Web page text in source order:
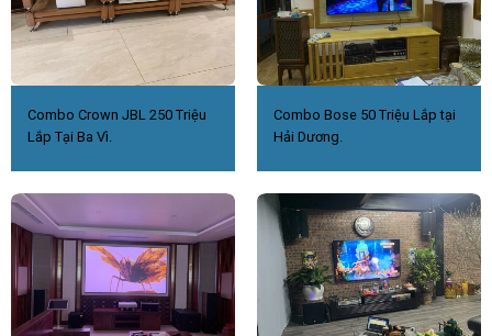
Combo Crown JBL 250 Triệu
Lắp Tại Ba Vì.
Combo Bose 50 Triệu Lắp tại
Hải Dương.